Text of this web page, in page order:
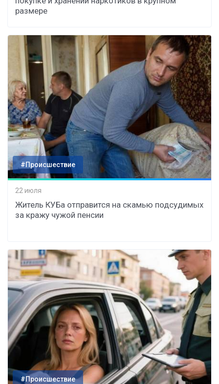
размере
#Происшествие
22 июля
Житель КУБа отправится на скамью подсудимых
за кражу чужой пенсии
#Происшествие